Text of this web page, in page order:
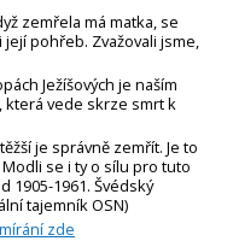
zemřela má matka, se
pohřeb. Zvažovali jsme,
Ježíšových je naším
která vede skrze smrt k
je správně zemřít. Je to
se i ty o sílu pro tuto
1905-1961. Švédský
tajemník OSN)
zde